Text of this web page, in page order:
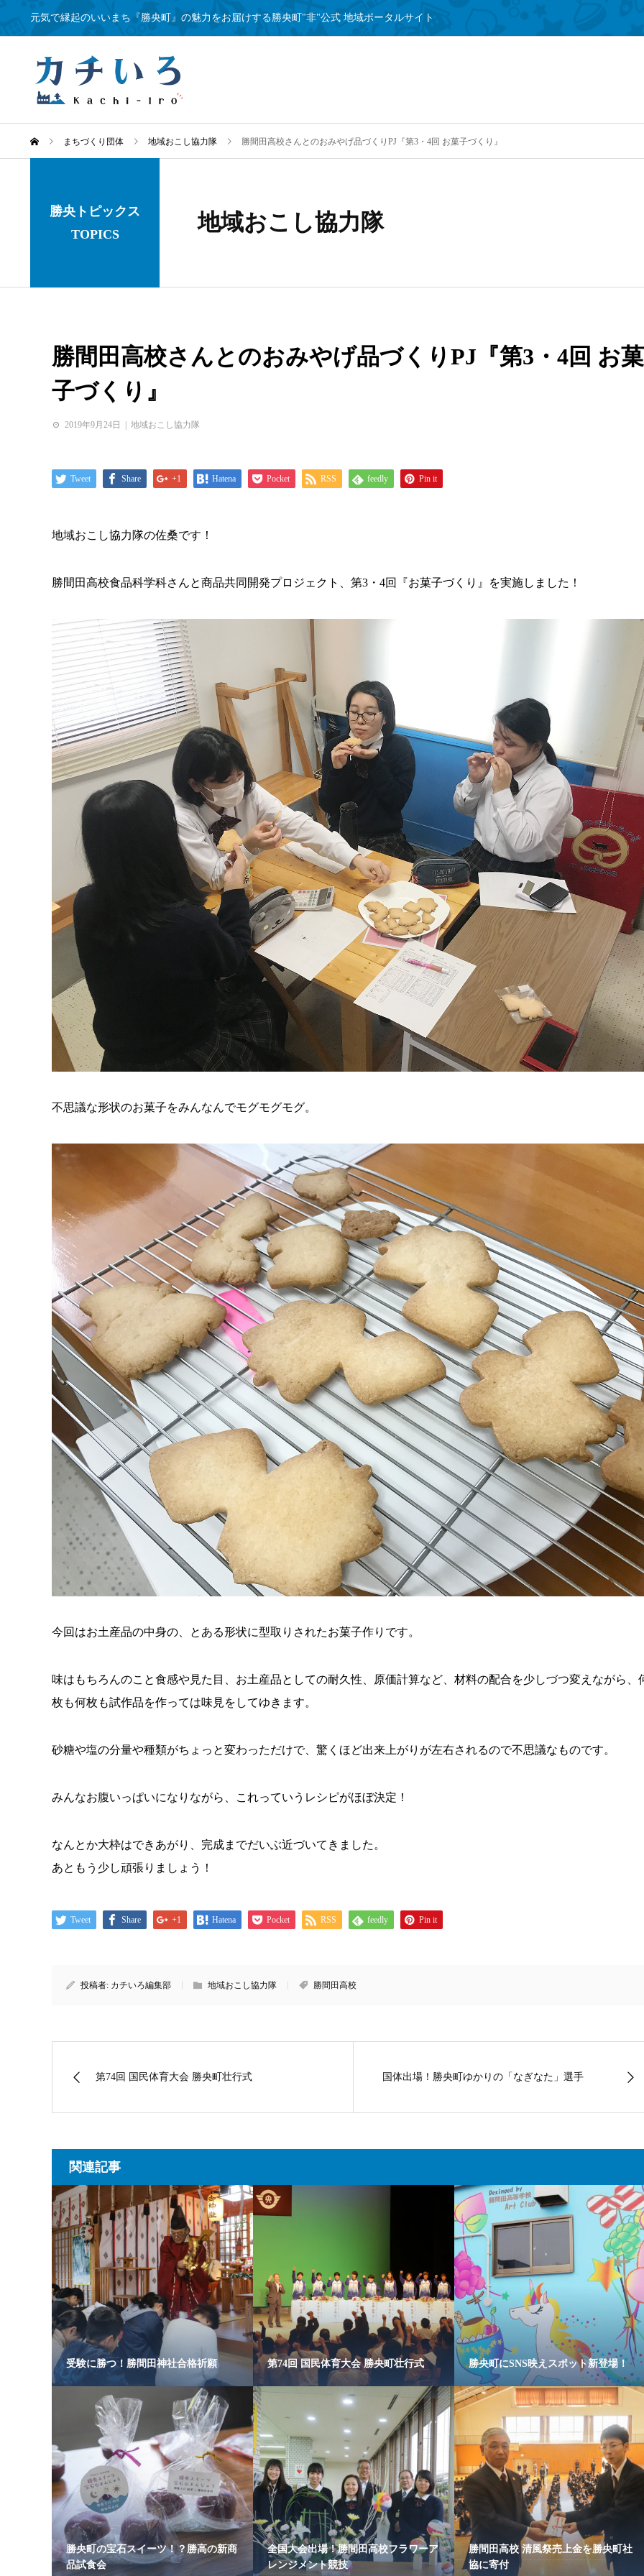
元気で縁起のいいまち『勝央町』の魅力をお届けする勝央町"非"公式 地域ポータルサイト
まちづくり団体 地域おこし協力隊 勝間田高校さんとのおみやげ品づくりPJ『第3・4回 お菓子づくり』
勝央トピックス
TOPICS
地域おこし協力隊
勝間田高校さんとのおみやげ品づくりPJ『第3・4回 お菓
子づくり』
2019年9月24日 地域おこし協力隊
Tweet Share +1 Hatena Pocket RSS feedly Pin it
地域おこし協力隊の佐桑です！
勝間田高校食品科学科さんと商品共同開発プロジェクト、第3・4回『お菓子づくり』を実施しました！
不思議な形状のお菓子をみんなんでモグモグモグ。
今回はお土産品の中身の、とある形状に型取りされたお菓子作りです。
味はもちろんのこと食感や見た目、お土産品としての耐久性、原価計算など、材料の配合を少しづつ変えながら、
枚も何枚も試作品を作っては味見をしてゆきます。
砂糖や塩の分量や種類がちょっと変わっただけで、驚くほど出来上がりが左右されるので不思議なものです。
みんなお腹いっぱいになりながら、これっていうレシピがほぼ決定！
なんとか大枠はできあがり、完成までだいぶ近づいてきました。
あともう少し頑張りましょう！
Tweet Share +1 Hatena Pocket RSS feedly Pin it
投稿者: カチいろ編集部 地域おこし協力隊 勝間田高校
第74回 国民体育大会 勝央町壮行式 国体出場！勝央町ゆかりの「なぎなた」選手
関連記事
受験に勝つ！勝間田神社合格祈願 第74回 国民体育大会 勝央町壮行式 勝央町にSNS映えスポット新登場！
勝央町の宝石スイーツ！？勝高の新商
品試食会
全国大会出場！勝間田高校フラワーア
レンジメント競技
勝間田高校 清風祭売上金を勝央町社
協に寄付